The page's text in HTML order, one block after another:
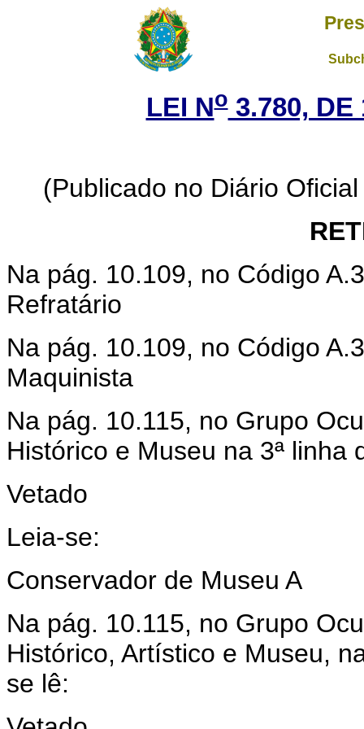
LEI No3.780, DE
(Publicado no Diário
Na pág. 10.109, no Código
Refratário
Na pág. 10.109, no Código
Maquinista
Na pág. 10.115, no Grupo
Histórico e Museu na 3ª linha
Vetado
Leia-se:
Conservador de Museu A
Na pág. 10.115, no Grupo
Histórico, Artístico e Museu,
se lê: